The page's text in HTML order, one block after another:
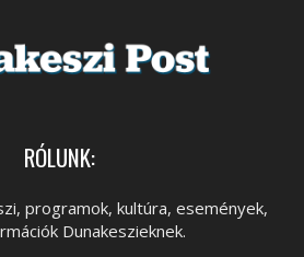
RÓLUNK:
programok, kultúra, események,
Dunakeszieknek.